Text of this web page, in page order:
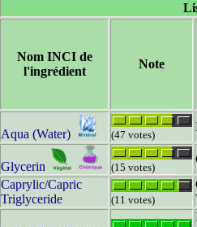
Nom INCI de
l'ingrédient
Note
Aqua (Water) (47 votes)
Glycerin (15 votes)
Caprylic/Capric
Triglyceride
(11 votes)